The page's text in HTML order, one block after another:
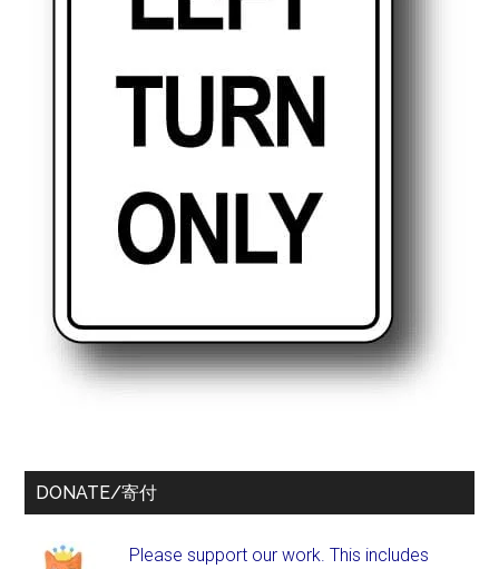
DONATE/寄付
Please support our work. This includes